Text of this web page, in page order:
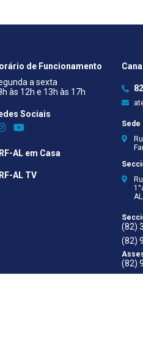
de Funcionamento
a sexta
às 12h e 13h às 17h
Sociais​
AL em Casa
AL TV
Sede
(82)
(82)
(82)